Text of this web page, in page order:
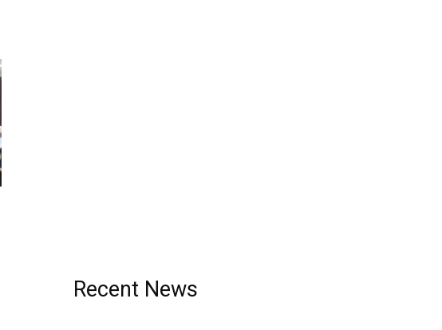
Recent News